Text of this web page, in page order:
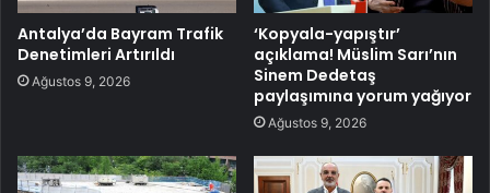
Antalya’da Bayram Trafik
Denetimleri Artırıldı
Ağustos 9, 2026
‘Kopyala-yapıştır’
açıklama! Müslim Sarı’nın
Sinem Dedetaş
paylaşımına yorum yağıyor
Ağustos 9, 2026